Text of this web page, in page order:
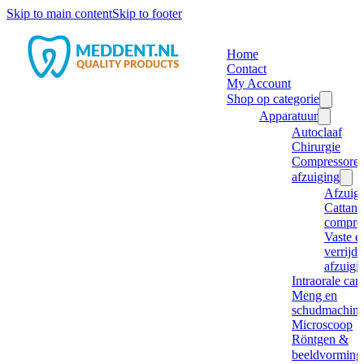
Skip to main contentSkip to footer
Home
Contact
My Account
Shop op categorie
Apparatuur
Autoclaaf
Chirurgie
afzuiging
Cattani
Vaste
Intraorale
Meng en
Microscoop
Röntgen &
beeldvorming